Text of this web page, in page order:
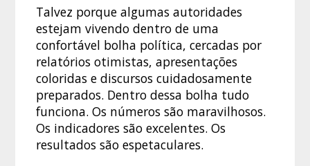
Talvez porque algumas autoridades
estejam vivendo dentro de uma
confortável bolha política, cercadas por
relatórios otimistas, apresentações
coloridas e discursos cuidadosamente
preparados. Dentro dessa bolha tudo
funciona. Os números são maravilhosos.
Os indicadores são excelentes. Os
resultados são espetaculares.